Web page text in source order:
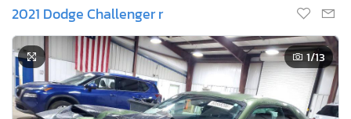
2021 Dodge Challenger r
1/13